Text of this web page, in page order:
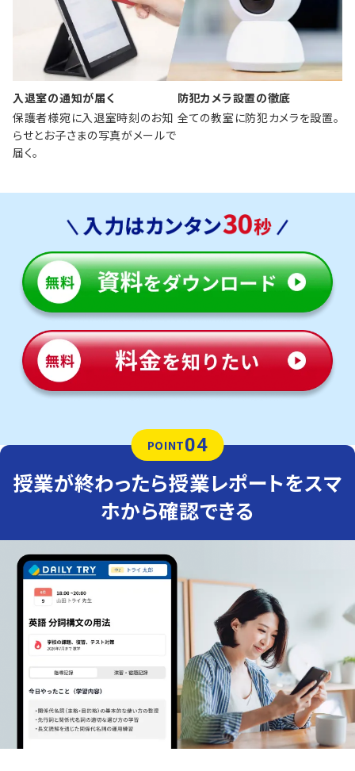
入退室の通知が届く
保護者様宛に入退室時刻のお知
らせとお子さまの写真がメールで
届く。
防犯カメラ設置の徹底
全ての教室に防犯カメラを設置。
POINT04
授業が終わったら授業レポートをスマ
ホから確認できる